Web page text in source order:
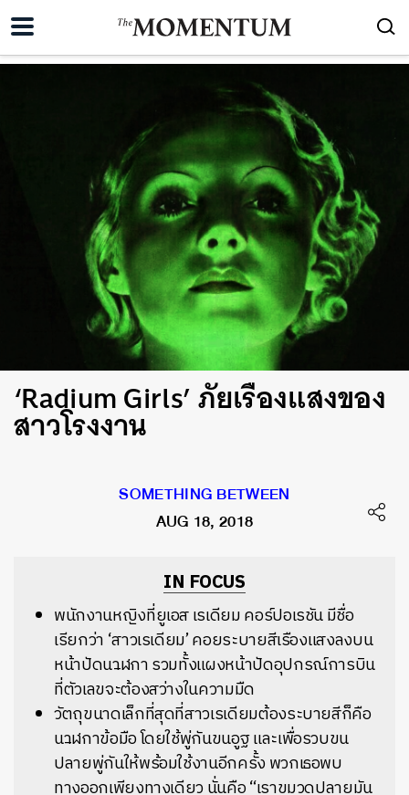
‘Radium Girls’ ภัยเรืองแสงของ
สาวโรงงาน
SOMETHING BETWEEN
AUG 18, 2018
IN FOCUS
พนักงานหญิงที่ยูเอส เรเดียม คอร์ปอเรชัน มีชื่อ
เรียกว่า ‘สาวเรเดียม’ คอยระบายสีเรืองแสงลงบน
หน้าปัดนาฬิกา รวมทั้งแผงหน้าปัดอุปกรณ์การบิน
ที่ตัวเลขจะต้องสว่างในความมืด
วัตถุขนาดเล็กที่สุดที่สาวเรเดียมต้องระบายสีก็คือ
นาฬิกาข้อมือ โดยใช้พู่กันขนอูฐ และเพื่อรวบขน
ปลายพู่กันให้พร้อมใช้งานอีกครั้ง พวกเธอพบ
ทางออกเพียงทางเดียว นั่นคือ “เราขมวดปลายมัน